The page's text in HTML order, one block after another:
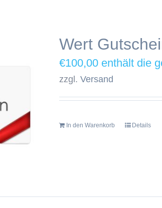
Wert
€100,00
zzgl.Versand
In den Warenkorb Details